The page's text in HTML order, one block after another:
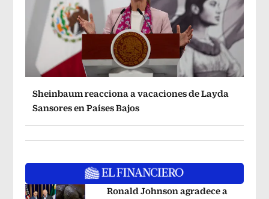
Sheinbaum reacciona a vacaciones de Layda
Sansores en Países Bajos
Ronald Johnson agradece a